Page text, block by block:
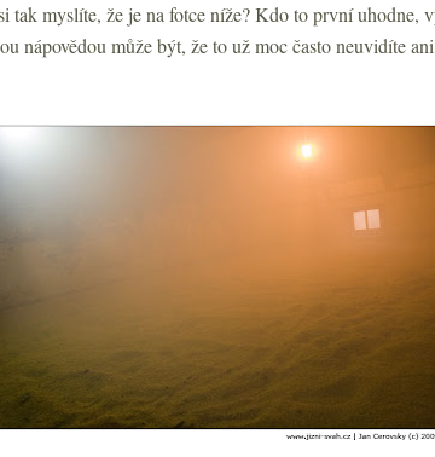
tak myslíte, že je na fotce níže? Kdo to první
nápovědou může být, že to už moc často neuvidíte